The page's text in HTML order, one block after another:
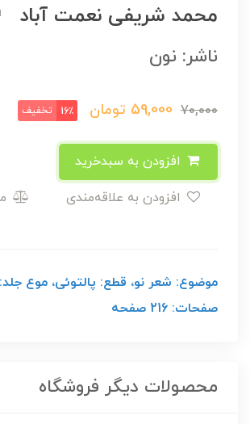
محمد شریفی نعمت آباد
ناشر: نون
70,000
59,000 تومان 16٪ تخفیف
موضوع: شعر نو، قطع: پالتوئی، موع جلد:
صفحات: 216 صفحه
محصولات دیگر فروشگاه